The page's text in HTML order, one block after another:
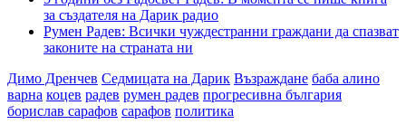
за създателя на Дарик радио
Румен Радев: Всички чуждестранни граждани да спазват
законите на страната ни
Димо Дренчев Седмицата на Дарик Възраждане баба алино
варна коцев радев румен радев прогресивна българия
борислав сарафов сарафов политика